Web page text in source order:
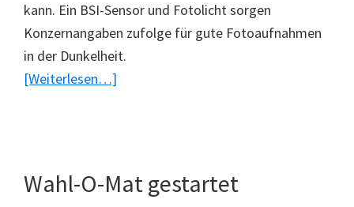
kann. Ein BSI-Sensor und Fotolicht sorgen
Konzernangaben zufolge für gute Fotoaufnahmen
in der Dunkelheit.
[Weiterlesen…]
Wahl-O-Mat gestartet